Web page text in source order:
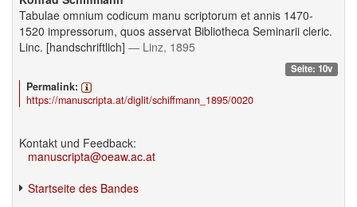
Tabulae omnium codicum manu scriptorum et annis 1470-
1520 impressorum, quos asservat Bibliotheca Seminarii cleric.
Linc. [handschriftlich] — Linz, 1895
Seite: 10v
Permalink:
https://manuscripta.at/diglit/schiffmann_1895/0020
Kontakt und Feedback:
manuscripta@oeaw.ac.at
Startseite des Bandes